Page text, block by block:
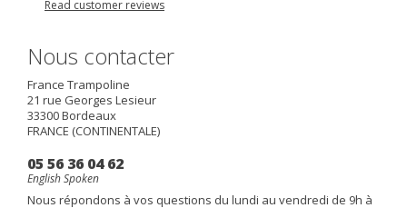
Read customer reviews
Nous contacter
France Trampoline
21 rue Georges Lesieur
33300Bordeaux
FRANCE (CONTINENTALE)
05 56 36 04 62
English Spoken
Nous répondons à vos questions du lundi au vendredi de 9h à